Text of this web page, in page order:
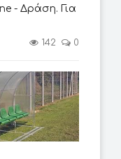
- Δράση. Για
142 0